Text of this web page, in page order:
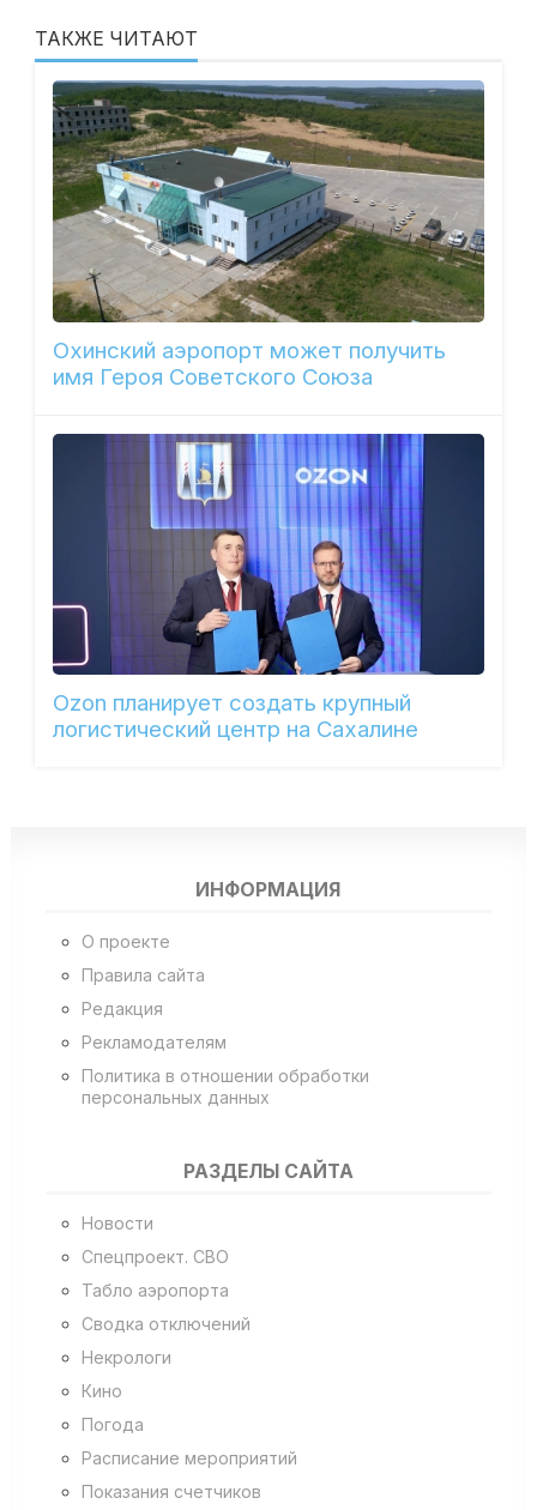
ТАКЖЕ ЧИТАЮТ
Охинский аэропорт может получить
имя Героя Советского Союза
Ozon планирует создать крупный
логистический центр на Сахалине
ИНФОРМАЦИЯ
О проекте
Правила сайта
Редакция
Рекламодателям
Политика в отношении обработки
персональных данных
РАЗДЕЛЫ САЙТА
Новости
Спецпроект. СВО
Табло аэропорта
Сводка отключений
Некрологи
Кино
Погода
Расписание мероприятий
Показания счетчиков